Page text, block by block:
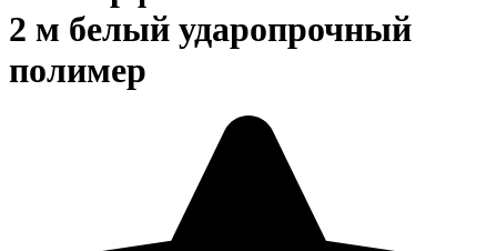
2 м белый ударопрочный
полимер